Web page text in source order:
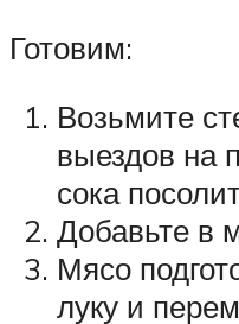
Готовим:
Возьмите
выездов на
сока
Добавьте в
Мясо
луку и